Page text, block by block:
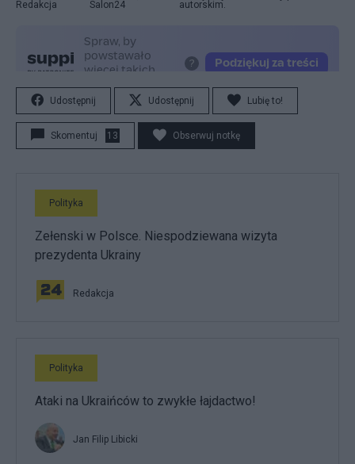
Redakcja
Salon24
autorskim.
Udostępnij Udostępnij Lubię to!
Skomentuj 13 Obserwuj notkę
Polityka
Zełenski w Polsce. Niespodziewana wizyta
prezydenta Ukrainy
Redakcja
Polityka
Ataki na Ukraińców to zwykłe łajdactwo!
Jan Filip Libicki